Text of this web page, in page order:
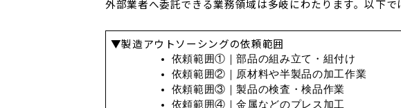
外部業者へ委託できる業務領域は多岐にわたります。以下
▼製造アウトソーシングの依頼範囲
依頼範囲①｜部品の組み立て・組付け
依頼範囲②｜原材料や半製品の加工作業
依頼範囲③｜製品の検査・検品作業
依頼範囲④｜金属などのプレス加工